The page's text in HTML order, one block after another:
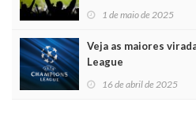
1 de maio de 2025
Veja as maiores
League
16 de abril de 2025